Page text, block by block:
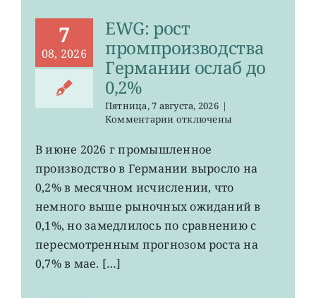
7
08, 2026
EWG: рост
промпроизводства
Германии ослаб до
0,2%
Пятница, 7 августа, 2026 |
Комментариик
EWG:
рост
промпроизводства
Германии
до
0,2%
отключены
В июне 2026 г промышленное
производство в Германии выросло на
0,2% в месячном исчислении, что
немного выше рыночных ожиданий в
0,1%, но замедлилось по сравнению с
пересмотренным прогнозом роста на
0,7% в мае. […]